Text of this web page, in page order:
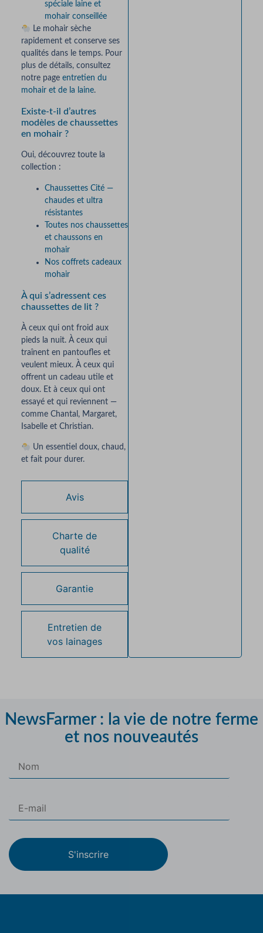
Avis
Charte de
qualité
Garantie
Entretien de
vos lainages
spéciale laine et
mohair conseillée
Le mohair sèche
rapidement et conserve ses
qualités dans le temps. Pour
plus de détails, consultez
notre page entretien du
mohair et de la laine.
Existe-t-il d’autres
modèles de chaussettes
en mohair ?
Oui, découvrez toute la
collection :
Chaussettes Cité —
chaudes et ultra
résistantes
Toutes nos chaussettes
et chaussons en
mohair
Nos coffrets cadeaux
mohair
À qui s’adressent ces
chaussettes de lit ?
À ceux qui ont froid aux
pieds la nuit. À ceux qui
traînent en pantoufles et
veulent mieux. À ceux qui
offrent un cadeau utile et
doux. Et à ceux qui ont
essayé et qui reviennent —
comme Chantal, Margaret,
Isabelle et Christian.
Un essentiel doux, chaud,
et fait pour durer.
NewsFarmer : la vie de notre ferme
et nos nouveautés
S'inscrire